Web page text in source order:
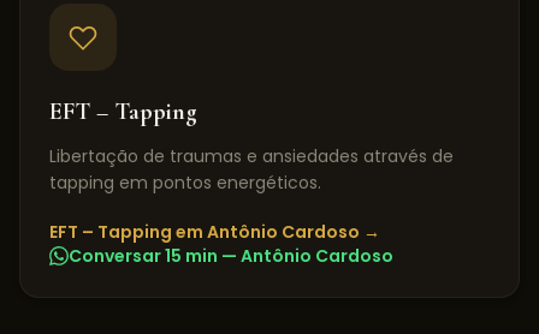
EFT – Tapping
Libertação de traumas e ansiedades através de
tapping em pontos energéticos.
EFT – Tapping em Antônio Cardoso →
Conversar 15 min — Antônio Cardoso